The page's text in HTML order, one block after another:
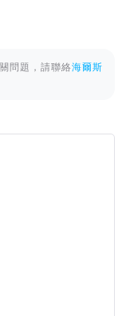
問題，請聯絡海爾斯